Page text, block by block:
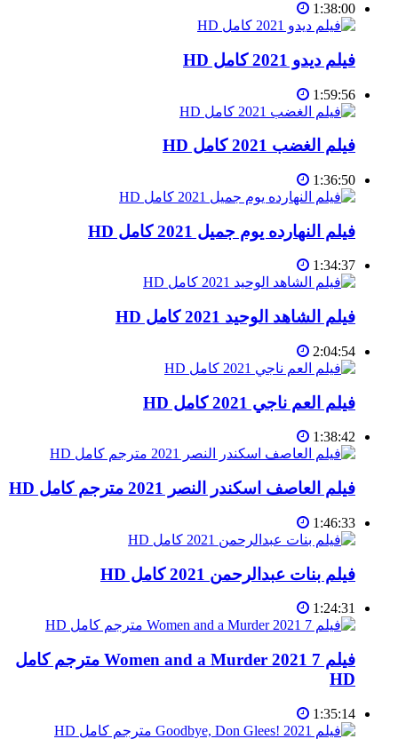
1:38:00
فيلم ديدو 2021 كامل HD
1:59:56
فيلم الغضب 2021 كامل HD
1:36:50
فيلم النهارده يوم جميل 2021 كامل HD
1:34:37
فيلم الشاهد الوحيد 2021 كامل HD
2:04:54
فيلم العم ناجي 2021 كامل HD
1:38:42
فيلم العاصف اسكندر النصر 2021 مترجم كامل HD
1:46:33
فيلم بنات عبدالرحمن 2021 كامل HD
1:24:31
فيلم 7 Women and a Murder 2021 مترجم كامل
HD
1:35:14